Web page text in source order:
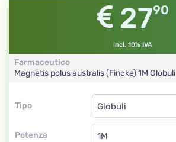
2790
incl. 10% IVA
Farmaceutico
Magnetis polus australis (Fincke) 1M Globuli
Tipo
Tipo
Potenza
Globuli
1M